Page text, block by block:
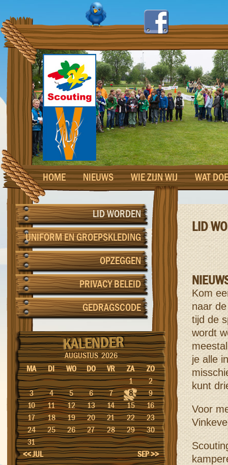
HOME NIEUWS WIE ZIJN WIJ WAT
LID WORDEN
UNIFORM EN GROEPSKLEDING
OPZEGGEN
PRIVACY BELEID
GEDRAGSCODE
AUGUSTUS 2026
MA
DI WO DO VR ZA ZO
<< JUL SEP >>
1
2
3
4 5 6 7 8
9
10
11 12 13 14 15
16
17
18 19 20 21 22
23
24
25 26 27 28 29
30
31
LID
Kom
naar
tijd de
wordt
je alle
kunt
Voor